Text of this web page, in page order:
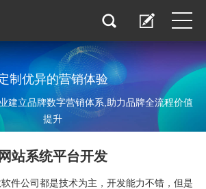
制优异的营销体验
建立品牌数字营销体系,助力品牌全流程价值
提升
网站系统平台开发
件公司都是技术为主，开发能力不错，但是